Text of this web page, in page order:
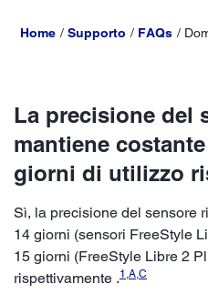
Home Supporto FAQs
La precisione del
mantiene
giorni di utilizzo
Sì, la precisione del sensore
14 giorni (sensori FreeStyle
15 giorni (FreeStyle Libre 2
rispettivamente .1 ,A,C